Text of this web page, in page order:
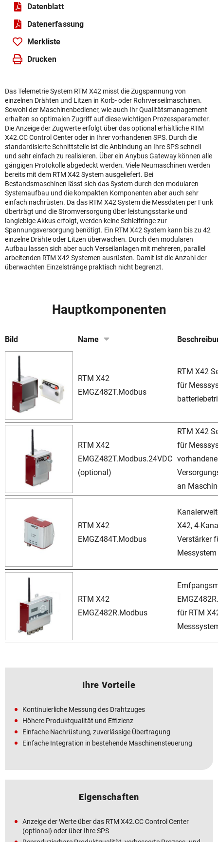
Datenblatt
Daten­erfassung
Merkliste
Drucken
Das Telemetrie System RTM X42 misst die Zugspannung von
einzelnen Drähten und Litzen in Korb- oder Rohrverseilmaschinen.
Sowohl der Maschinenbediener, wie auch Ihr Qualitätsmanagement
erhalten so optimalen Zugriff auf diese wichtigen Prozessparameter.
Die Anzeige der Zugwerte erfolgt über das optional erhältliche RTM
X42.CC Control Center oder in Ihrer vorhandenen SPS. Durch die
standardisierte Schnittstelle ist die Anbindung an Ihre SPS schnell
und sehr einfach zu realisieren. Über ein Anybus Gateway können alle
gängigen Protokolle abgedeckt werden. Viele Neumaschinen werden
bereits mit dem RTM X42 System ausgeliefert. Bei
Bestandsmaschinen lässt sich das System durch den modularen
Systemaufbau und die kompakten Komponenten aber auch sehr
einfach nachrüsten. Da das RTM X42 System die Messdaten per Funk
überträgt und die Stromversorgung über leistungsstarke und
langlebige Akkus erfolgt, werden keine Schleifringe zur
Spannungsversorgung benötigt. Ein RTM X42 System kann bis zu 42
einzelne Drähte oder Litzen überwachen. Durch den modularen
Aufbau lassen sich aber auch Verseilanlagen mit mehreren, parallel
arbeitenden RTM X42 Systemen ausrüsten. Damit ist die Anzahl der
überwachten Einzelstränge praktisch nicht begrenzt.
Hauptkomponenten
Bild Name
RTM X42
EMGZ482T.Modbus
RTM X42
für
RTM X42
EMGZ482T.Modbus.24VDC
(optional)
RTM X42
für
an
RTM X42
EMGZ484T.Modbus
X42, 4-
Verstärker
Messystem
RTM X42
EMGZ482R.Modbus
für RTM
Ihre Vorteile
Kontinuierliche Messung des Drahtzuges
Höhere Produktqualität und Effizienz
Einfache Nachrüstung, zuverlässige Übertragung
Einfache Integration in bestehende Maschinensteuerung
Eigenschaften
Anzeige der Werte über das RTM X42.CC Control Center
(optional) oder über Ihre SPS